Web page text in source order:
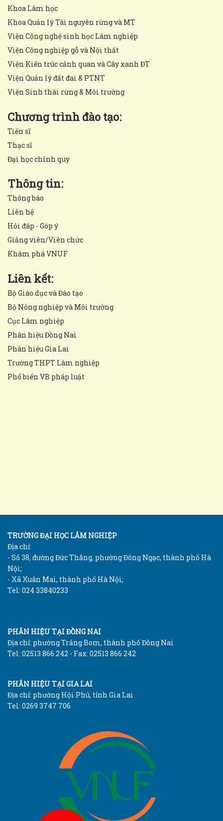
Khoa Lâm học
Khoa Quản lý Tài nguyên rừng và MT
Viện Công nghệ sinh học Lâm nghiệp
Viện Công nghiệp gỗ và Nội thất
Viện Kiến trúc cảnh quan và Cây xanh ĐT
Viện Quản lý đất đai & PTNT
Viện Sinh thái rừng & Môi trường
Chương trình đào tạo:
Tiến sĩ
Thạc sĩ
Đại học chính quy
Thông tin:
Thông báo
Liên hệ
Hỏi đáp - Góp ý
Giảng viên/Viên chức
Khám phá VNUF
Liên kết:
Bộ Giáo dục và Đào tạo
Bộ Nông nghiệp và Môi trường
Cục Lâm nghiệp
Phân hiệu Đồng Nai
Phân hiệu Gia Lai
Trường THPT Lâm nghiệp
Phổ biến VB pháp luật
TRƯỜNG ĐẠI HỌC LÂM NGHIỆP
Địa chỉ:
- Số 38, đường Đức Thắng, phường Đông Ngạc, thành phố Hà
Nội;
- Xã Xuân Mai, thành phố Hà Nội;
Tel: 024 33840233
PHÂN HIỆU TẠI ĐỒNG NAI
Địa chỉ: phường Trảng Bom, thành phố Đồng Nai
Tel: 02513 866 242 - Fax: 02513 866 242
PHÂN HIỆU TẠI GIA LAI
Địa chỉ: phường Hội Phú, tỉnh Gia Lai
Tel: 0269 3747 706